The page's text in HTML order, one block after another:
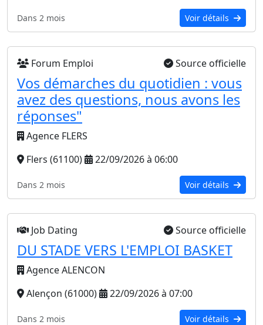
Dans 2 mois Voir détails
Forum Emploi Source officielle
Vos démarches du quotidien : vous
avez des questions, nous avons les
réponses"
Agence FLERS
Flers (61100)
22/09/2026 à 06:00
Dans 2 mois Voir détails
Job Dating Source officielle
DU STADE VERS L'EMPLOI BASKET
Agence ALENCON
Alençon (61000)
22/09/2026 à 07:00
Dans 2 mois Voir détails